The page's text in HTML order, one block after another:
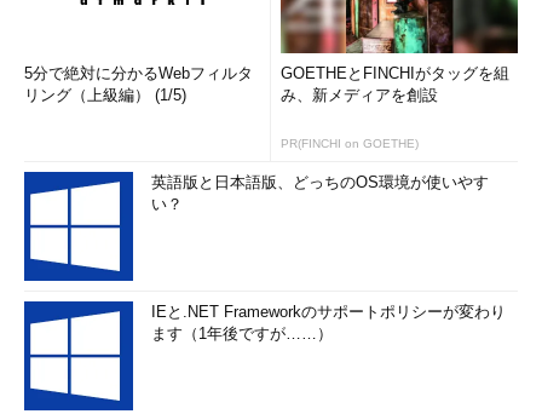
5分で絶対に分かるWebフィルタ
リング（上級編） (1/5)
GOETHEとFINCHIがタッグを組
み、新メディアを創設
PR(FINCHI on GOETHE)
英語版と日本語版、どっちのOS環境が使いやす
い？
IEと.NET Frameworkのサポートポリシーが変わり
ます（1年後ですが……）